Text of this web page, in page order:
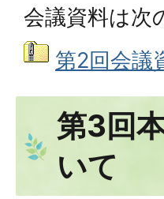
会議資料は次
第2回会議
第3回
いて